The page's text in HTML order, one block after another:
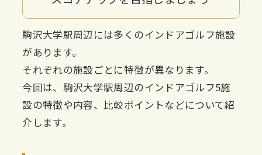
駒沢大学駅周辺には多くのインドアゴルフ施設
があります。
それぞれの施設ごとに特徴が異なります。
今回は、駒沢大学駅周辺のインドアゴルフ5施
設の特徴や内容、比較ポイントなどについて紹
介します。